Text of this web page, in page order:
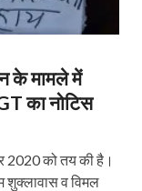
के मामले में
का नोटिस
2020 को तय की है।
शुक्लावास व विमल